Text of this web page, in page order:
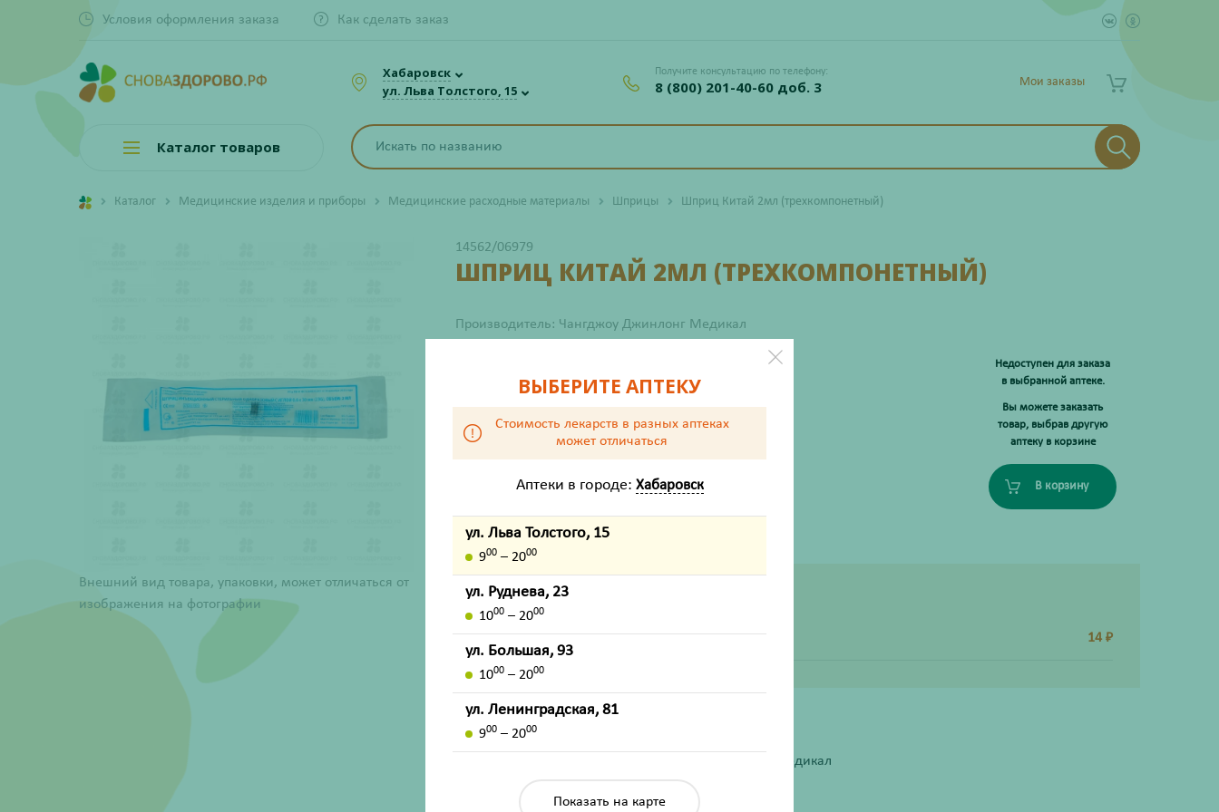
Условия оформления заказа Как сделать заказ
Хабаровск
ул. Льва Толстого, 15
Получите консультацию по телефону:
8 (800) 201-40-60 доб. 3 Мои заказы
Каталог товаров
Каталог Медицинские изделия и приборы Медицинские расходные материалы Шприцы Шприц Китай 2мл (трехкомпонетный)
Внешний вид товара, упаковки, может отличаться от
изображения на фотографии
14562/06979
ШПРИЦ КИТАЙ 2МЛ (ТРЕХКОМПОНЕТНЫЙ)
Производитель: Чангджоу Джинлонг Медикал
Недоступен для заказа
в выбранной аптеке.
Вы можете заказать
товар, выбрав другую
аптеку в корзине
В корзину
ДОСТУПНО В ДРУГИХ АПТЕКАХ
ул. Руднева, 23 14 ₽
ХАРАКТЕРИСТИКИ
Чангджоу Джинлонг Медикал
ВЫБЕРИТЕ АПТЕКУ
Стоимость лекарств в разных аптеках
может отличаться
Аптеки в городе: Хабаровск
ул. Льва Толстого, 15
900 – 2000
ул. Руднева, 23
1000 – 2000
ул. Большая, 93
1000 – 2000
ул. Ленинградская, 81
900 – 2000
Показать на карте